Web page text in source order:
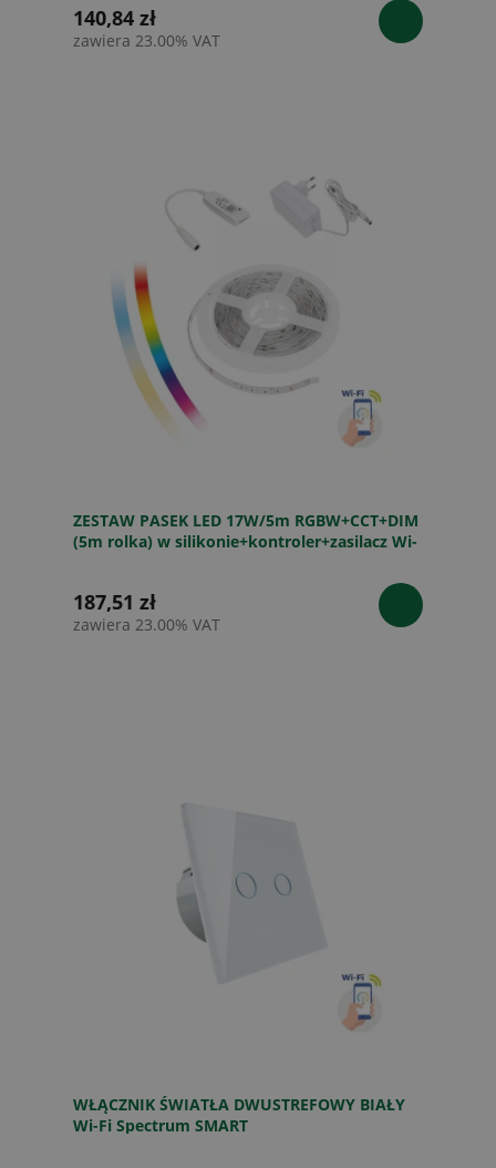
140,84 zł
zawiera 23.00% VAT
ZESTAW PASEK LED 17W/5m RGBW+CCT+DIM
(5m rolka) w silikonie+kontroler+zasilacz Wi-
187,51 zł
zawiera 23.00% VAT
WŁĄCZNIK ŚWIATŁA DWUSTREFOWY BIAŁY
Wi-Fi Spectrum SMART